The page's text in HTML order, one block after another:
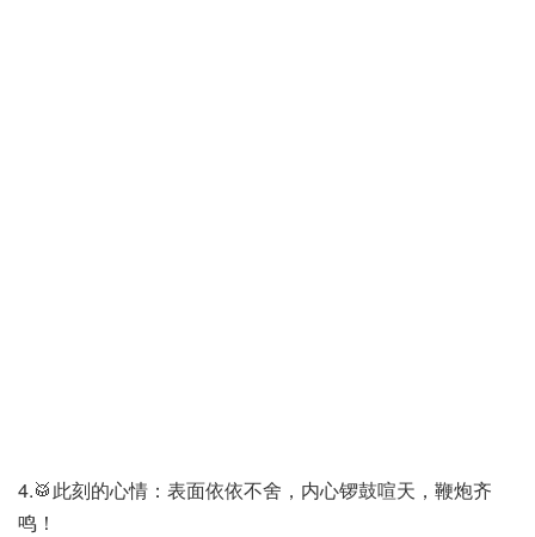
4.🥁此刻的心情：表面依依不舍，内心锣鼓喧天，鞭炮齐
鸣！